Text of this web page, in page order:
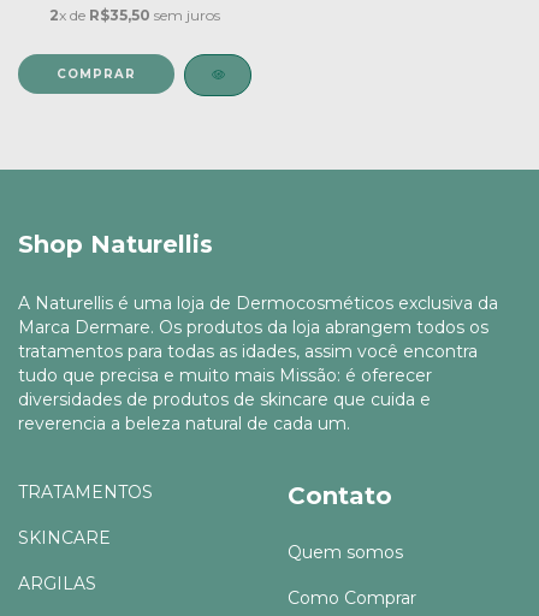
2x de R$35,50 sem juros
Shop Naturellis
A Naturellis é uma loja de Dermocosméticos exclusiva da
Marca Dermare. Os produtos da loja abrangem todos os
tratamentos para todas as idades, assim você encontra
tudo que precisa e muito mais Missão: é oferecer
diversidades de produtos de skincare que cuida e
reverencia a beleza natural de cada um.
TRATAMENTOS
SKINCARE
ARGILAS
Contato
Quem somos
Como Comprar